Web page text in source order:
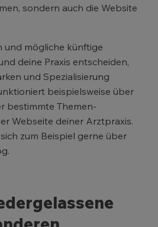
sondern auch die Website
und mögliche künftige
deine Praxis entscheiden,
und Spezialisierung
beispielsweise über
bestimmte Themen-
Webseite deiner Arztpraxis.
zum Beispiel gerne über